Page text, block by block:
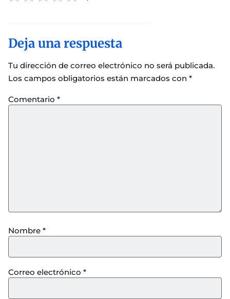
Deja una respuesta
Tu dirección de correo electrónico no será publicada.
Los campos obligatorios están marcados con *
Comentario *
Nombre *
Correo electrónico *